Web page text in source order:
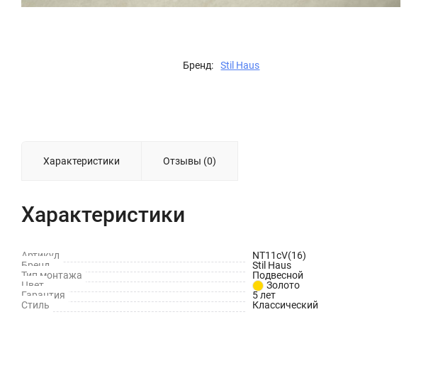
Бренд: Stil Haus
Характеристики Отзывы (0)
Характеристики
Артикул NT11сV(16)
Бренд
Stil Haus
Тип монтажа
Подвесной
Цвет
Золото
Гарантия
5 лет
Стиль
Классический